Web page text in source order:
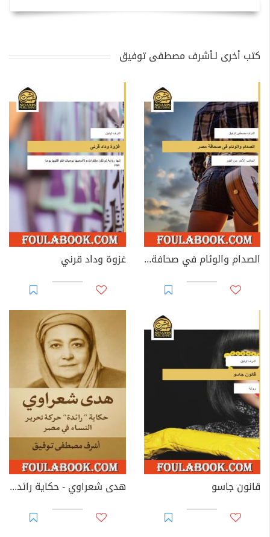
كتب أخرى لـأشرف مصطفى توفيق
الصدام والوئام في صحافة مصر - الجانب الآخر من القمر غزوة وداد قرني
قانون جاسو هدى شعراوي - حكاية رائدة حركة تحرير النساء في مصر